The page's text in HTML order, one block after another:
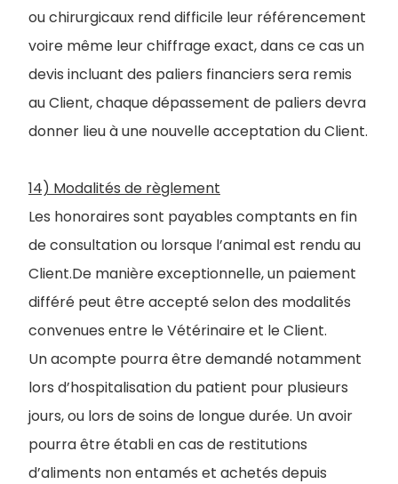
ou chirurgicaux rend difficile leur référencement
voire même leur chiffrage exact, dans ce cas un
devis incluant des paliers financiers sera remis
au Client, chaque dépassement de paliers devra
donner lieu à une nouvelle acceptation du Client.
14) Modalités de règlement
Les honoraires sont payables comptants en fin
de consultation ou lorsque l’animal est rendu au
Client.De manière exceptionnelle, un paiement
différé peut être accepté selon des modalités
convenues entre le Vétérinaire et le Client.
Un acompte pourra être demandé notamment
lors d’hospitalisation du patient pour plusieurs
jours, ou lors de soins de longue durée. Un avoir
pourra être établi en cas de restitutions
d’aliments non entamés et achetés depuis